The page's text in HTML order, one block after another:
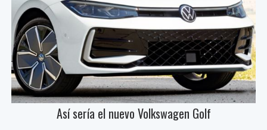
Así sería el nuevo Volkswagen Golf